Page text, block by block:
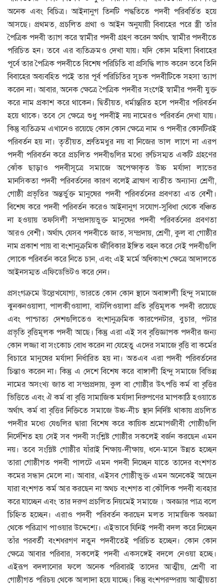
অনেক এবং বিচিত্র। আইনানুগ তিনটি পদ্ধতিতে পদবী পরিবর্তিত হয়ে
আসছে। প্রথমত, প্রচলিত প্রথা ও আইন অনুযায়ী বিবাহের পরে স্ত্রী তাঁর
পৈত্রিক পদবী ত্যাগ করে স্বামীর পদবী গ্রহণ করেন অর্থাৎ স্বামীর পদবীতে
পরিচিত হন। তবে এর ব্যতিক্রমও দেখা যায়। যদি কোন মহিলা বিবাহের
পূর্বে তার পৈত্রিক পদবীতে বিশেষ পরিচিতি বা প্রসিদ্ধি লাভ করেন তবে তিনি
বিবাহের অব্যবহিত পইে তার পূর্ব পরিচিতির সূচক পদবীটিকে সহসা ত্যাগ
করেন না। আবার, অনেক ক্ষেত্রে পৈত্রিক পদবীর সংগেই স্বামীর পদবী যুক্ত
করে নাম প্রকাশ করে থাকেন। দ্বিতীয়ত, ধর্মান্তরিত হলে পদবীর পরিবর্তন
হয়ে থাকে। তবে সে ক্ষেত্রে শুধু পদবীই নয় নামেরও পরিবর্তন দেখা যায়।
কিন্তু ব্যতিক্রম এখানেও রয়েছে কোন কোন ক্ষেত্রে নাম ও পদবীর কোনটিরই
পরিবর্তন হয় না। তৃতীয়ত, শ্রুতিমধুর নয় বা নিজের ভাল লাগে না এরপ
পদবী পরিবর্তন করে প্রচলিত পদবীগুলির মধ্যে রুচিসম্মত একটি গ্রহণের
ঝোঁক ছাড়াও পদবীসূত্রে সমাজে অপেক্ষাকৃত উচ্চ মর্যাদা লাভের
মানসিকতা পদবী পরিবর্তনের কারণ বলেই ব্রাহ্মণ ব্যতীত অন্যান্য শ্রেণী,
গােষ্ঠী প্রভৃতির অন্তর্ভুক্ত মানুষের পদবী পরিবর্তনের প্রবণতা এত বেশী।
বিশেষ করে পদবী পরিবর্তন করেও আইনানুগ সযােগ-সুবিধা থেকে বঞ্চিত
না হওয়ায় তফসিলী সম্প্রদায়ভুক্ত মানুষের পদবী পরিবর্তনের প্রবণতা
আরও বেশী। অর্থাৎ যেসব পদবীতে জাত, সম্প্রদায়, শ্রেণী, কুল বা গােষ্ঠীর
নাম প্রকাশ পায় বা বংশানুক্রমিক জীবিকার ইঙ্গিত বহন করে সেই পদবীগুলি
লােকে পরিবর্তন করে নিতে চান, এবং এই মর্মে অধিকাংশ ক্ষেত্রে আদালতে
আইনসম্মত এফিডেভিটও করে নেন।
প্রসংগক্রমে উল্লেখযােগ্য, ভারতে কোন কোন স্থানে অবাঙ্গালী হিন্দু সমাজে
ঝুনঝনওয়ালা, পালকীওয়ালা, বাটলিওয়ালা প্রতি বৃত্তিমূলক পদবী রয়েছে
এবং পাশ্চাত্য দেশগুলিতেও বংশানুক্রমিক কারপেনটার, বুচার, পটার
প্রভৃতি বৃত্তিমূলক পদবী আছে। কিন্তু এরা এই সব বৃত্তিজ্ঞাপক পদবীর জন্য
কোন লজ্জা বা সংকোচ বােধ করেন না যেহেতু এদের সমাজে বৃত্তি বা কর্মের
বিচারে মানুষের মর্যাদা নির্ধারিত হয় না। অতএব এরা পদবী পরিবর্তনের
চিন্তাও করেন না। কিন্তু এ দেশে বিশেষ করে বাঙ্গালী হিন্দু সমাজে বিভিন্ন
নামের অসংখ্য জাত বা সম্প্রপ্রদায়, কুল বা গােষ্ঠীর উৎপত্তি কর্ম বা বৃত্তির
ভিত্তিতে এবং ঐ কর্ম বা বৃত্তি সামাজিক মর্যাদা নিরুপণের মাপকাঠি হওয়াতে
অর্থাৎ কর্ম বা বৃত্তির নিক্তিতে সমাজে উচ্চ-নীচ স্থান নির্দিষ্ট থাকায় প্রচলিত
পদবীর মধ্যে যেগুলির দ্বারা বিশেষ করে কায়িক শ্রমােপজীবী গােষ্ঠীগুলি
নির্দেশিত হয় সেই সব পদবী সংশ্লিষ্ট গােষ্ঠীর সকলেই বর্জন করছেন এমন
নয়। তবে সংস্লিষ্ট গােষ্ঠীর যাঁরাই শিক্ষায়-দীক্ষায়, ধনে-মানে উন্নত হচ্ছেন
তারা গােষ্ঠীগত পদবী পালটে এমন পদবী নিচ্ছেন যাতে তাদের বংশগত
কমের সন্ধান মেলে না। আবার, এইসব গােষ্ঠীভুক্ত এমন অনেকেই আছেন
যারা বংশগত কর্ম আর করছেন না অথচ বংশগত বা কৌলিক পদবী ব্যবহার
করে যাচ্ছেন এবং তার দরুণ প্রচলিত নিয়মেই সমাজে । অবজ্ঞার পাত্র বলে
চিহ্নিত হচ্ছেন। এরাও পদবী পরিবর্তন করছেন মলত সামাজিক অবজ্ঞা
থেকে পরিত্রাণ পাওয়ার উদ্দেশ্যে। এইভাবে যিনিই পদবী বদল করে নিচ্ছেন
তাঁর পরবর্তী বংশধরগণ নতুন পদবীতেই পরিচিত হচ্ছেন। কোন কোন
ক্ষেত্রে আবার পরিবার, সকলেই পদবী একসঙ্গেই বদলে নেওয়া হচ্ছে।
এইরূপ বদলানাের ফলে অনেক পরিবারই তাদের আত্মীয়, শ্রেণী বা
গােষ্ঠীগত পরিচয় থেকে আলাদা হয়ে যাচ্ছে। কিন্তু বংশপরম্পরায় আত্মীয়তা